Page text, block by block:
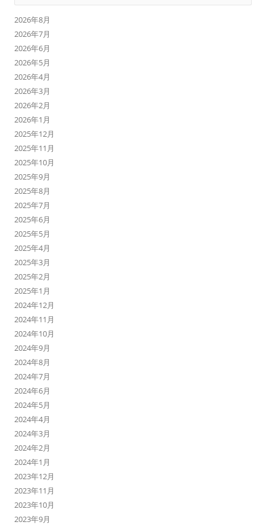
2026年8月
2026年7月
2026年6月
2026年5月
2026年4月
2026年3月
2026年2月
2026年1月
2025年12月
2025年11月
2025年10月
2025年9月
2025年8月
2025年7月
2025年6月
2025年5月
2025年4月
2025年3月
2025年2月
2025年1月
2024年12月
2024年11月
2024年10月
2024年9月
2024年8月
2024年7月
2024年6月
2024年5月
2024年4月
2024年3月
2024年2月
2024年1月
2023年12月
2023年11月
2023年10月
2023年9月